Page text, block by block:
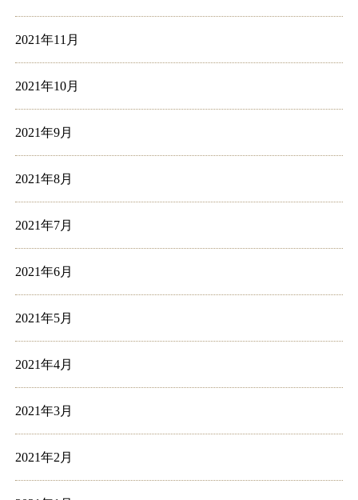
2021年11月
2021年10月
2021年9月
2021年8月
2021年7月
2021年6月
2021年5月
2021年4月
2021年3月
2021年2月